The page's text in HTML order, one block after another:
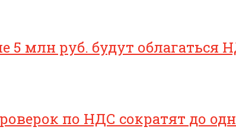
5 млн руб. будут облагаться
по НДС сократят до